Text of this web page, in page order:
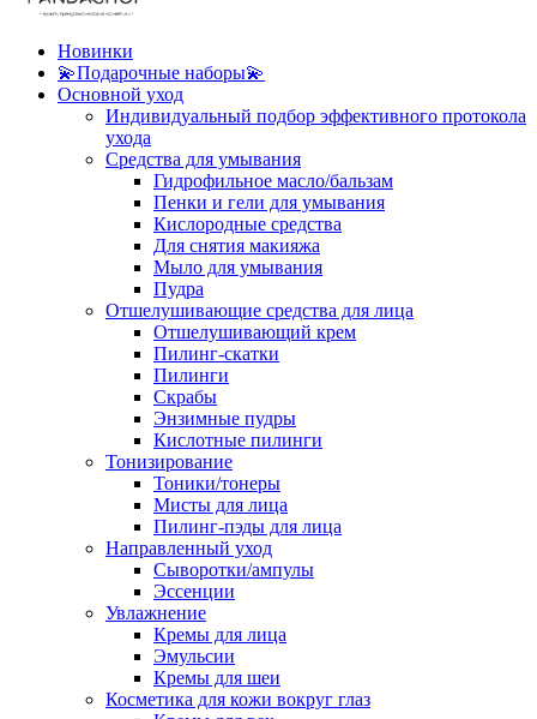
Новинки
💫Подарочные наборы💫
Основной уход
Индивидуальный подбор эффективного протокола
ухода
Средства для умывания
Гидрофильное масло/бальзам
Пенки и гели для умывания
Кислородные средства
Для снятия макияжа
Мыло для умывания
Пудра
Отшелушивающие средства для лица
Отшелушивающий крем
Пилинг-скатки
Пилинги
Скрабы
Энзимные пудры
Кислотные пилинги
Тонизирование
Тоники/тонеры
Мисты для лица
Пилинг-пэды для лица
Направленный уход
Сыворотки/ампулы
Эссенции
Увлажнение
Кремы для лица
Эмульсии
Кремы для шеи
Косметика для кожи вокруг глаз